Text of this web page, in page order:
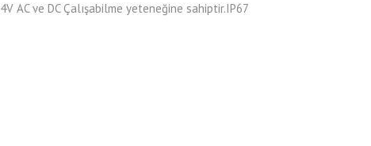
AC ve DC Çalışabilme yeteneğine sahiptir.IP67